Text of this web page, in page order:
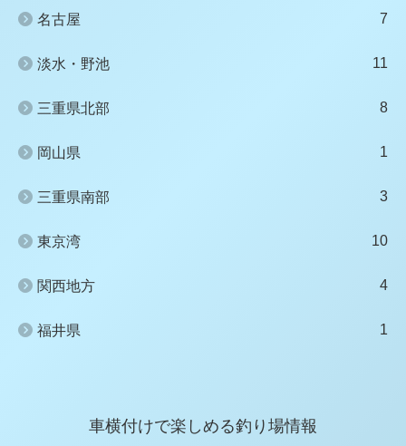
名古屋 7
淡水・野池 11
三重県北部 8
岡山県 1
三重県南部 3
東京湾 10
関西地方 4
福井県 1
車横付けで楽しめる釣り場情報